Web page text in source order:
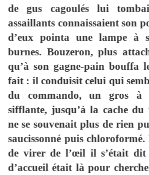
de gus cagoulés lui
assaillants connaissaient son
d’eux pointa une lampe à
burnes. Bouzeron, plus
qu’à son gagne-pain bouffa
fait : il conduisit celui qui
du commando, un gros à
sifflante, jusqu’à la cache
ne se souvenait plus de rien
saucissonné puis
de virer de l’œil il s’était dit
d’accueil était là pour